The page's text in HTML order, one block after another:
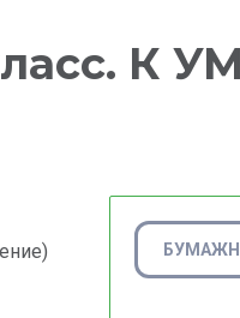
К